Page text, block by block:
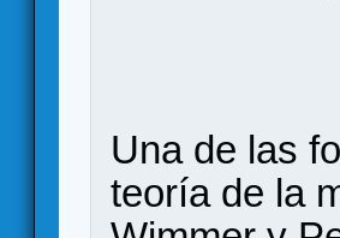
Una de las
teoría de la